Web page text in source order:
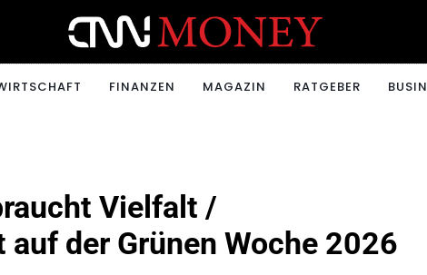
FINANZEN MAGAZIN RATGEBER
Vielfalt /
der Grünen Woche 2026